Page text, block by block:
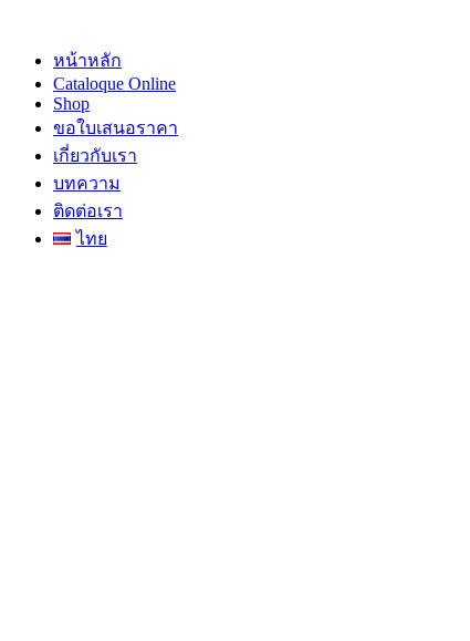
contentหน้าหลัก
Cataloque Online
Shop
ขอใบเสนอราคา
เกี่ยวกับเรา
บทความ
ติดต่อเรา
ไทย